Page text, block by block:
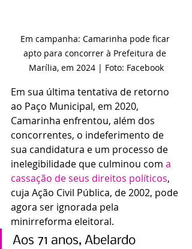
Em campanha: Camarinha pode ficar
apto para concorrer à Prefeitura de
Marília, em 2024 | Foto: Facebook
Em sua última tentativa de retorno
ao Paço Municipal, em 2020,
Camarinha enfrentou, além dos
concorrentes, o indeferimento de
sua candidatura e um processo de
inelegibilidade que culminou com a
cassação de seus direitos políticos,
cuja Ação Civil Pública, de 2002, pode
agora ser ignorada pela
minirreforma eleitoral.
Aos 71 anos, Abelardo